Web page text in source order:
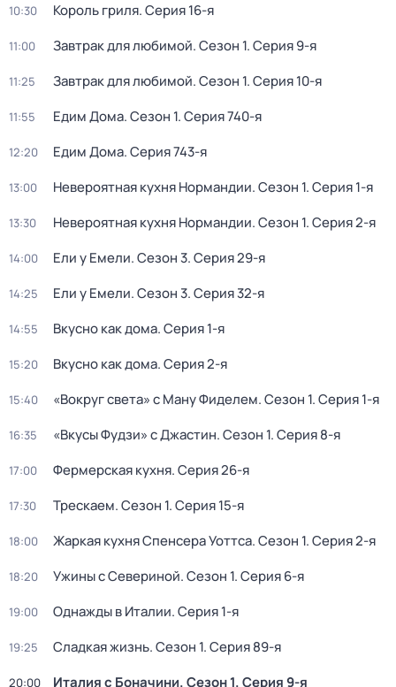
10:30 Король гриля. Серия 16-я
11:00 Завтрак для любимой. Сезон 1. Серия 9-я
11:25 Завтрак для любимой. Сезон 1. Серия 10-я
11:55 Едим Дома. Сезон 1. Серия 740-я
12:20 Едим Дома. Серия 743-я
13:00 Невероятная кухня Нормандии. Сезон 1. Серия 1-я
13:30 Невероятная кухня Нормандии. Сезон 1. Серия 2-я
14:00 Ели у Емели. Сезон 3. Серия 29-я
14:25 Ели у Емели. Сезон 3. Серия 32-я
14:55 Вкусно как дома. Серия 1-я
15:20 Вкусно как дома. Серия 2-я
15:40 «Вокруг света» с Ману Фиделем. Сезон 1. Серия 1-я
16:35 «Вкусы Фудзи» с Джастин. Сезон 1. Серия 8-я
17:00 Фермерская кухня. Серия 26-я
17:30 Трескаем. Сезон 1. Серия 15-я
18:00 Жаркая кухня Спенсера Уоттса. Сезон 1. Серия 2-я
18:20 Ужины с Севериной. Сезон 1. Серия 6-я
19:00 Однажды в Италии. Серия 1-я
19:25 Сладкая жизнь. Сезон 1. Серия 89-я
20:00 Италия с Боначини. Сезон 1. Серия 9-я